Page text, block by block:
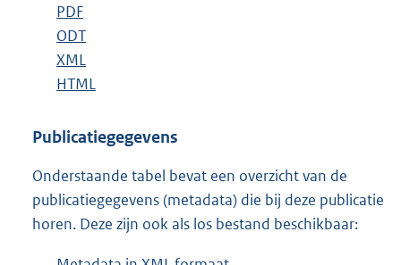
D
o
w
n
o
d
p
u
PDF
e
s
t
n
s
g
r
D
o
w
l
a
d
p
ODT
s
a
d
s
g
D
o
n
o
a
d
XML
e
t
n
d
s
D
w
l
o
a
HTML
s
a
n
d
Publicatiegegevens
Onderstaande tabel bevat een overzicht van de
publicatiegegevens (metadata) die bij deze publicatie
horen. Deze zijn ook als los bestand beschikbaar: